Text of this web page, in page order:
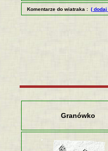
Komentarze do wiatraka : (
Granówko